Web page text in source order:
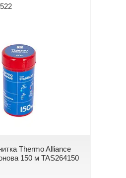
Thermo Alliance
150 м TAS264150